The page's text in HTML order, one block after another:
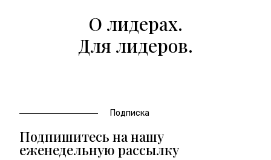
О лидерах.
Для лидеров.
Подписка
Подпишитесь на нашу
еженедельную рассылку